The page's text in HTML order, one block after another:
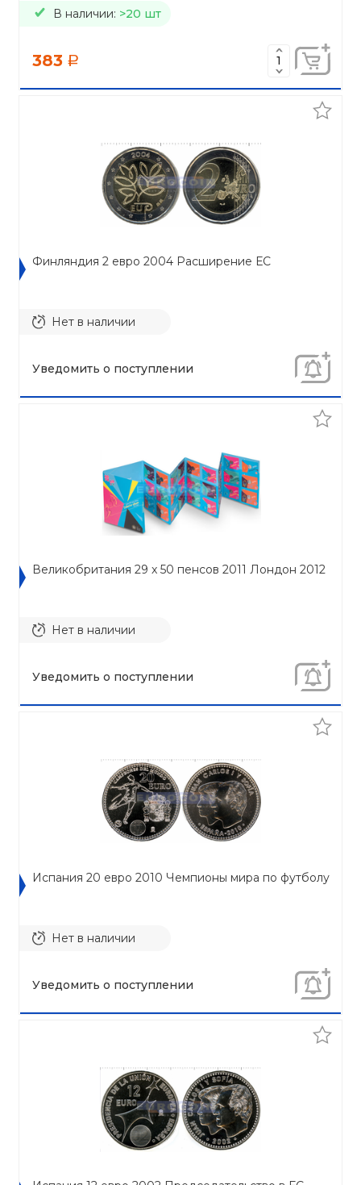
В наличии: >20 шт
383 a
Финляндия 2 евро 2004 Расширение ЕС
Нет в наличии
Уведомить о поступлении
Великобритания 29 x 50 пенсов 2011 Лондон 2012
Нет в наличии
Уведомить о поступлении
Испания 20 евро 2010 Чемпионы мира по футболу
Нет в наличии
Уведомить о поступлении